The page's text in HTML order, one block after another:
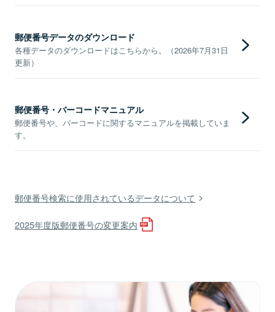
郵便番号データのダウンロード
各種データのダウンロードはこちらから。（2026年7月31日
更新）
郵便番号・バーコードマニュアル
郵便番号や、バーコードに関するマニュアルを掲載していま
す。
郵便番号検索に使用されているデータについて
2025年度版郵便番号の変更案内